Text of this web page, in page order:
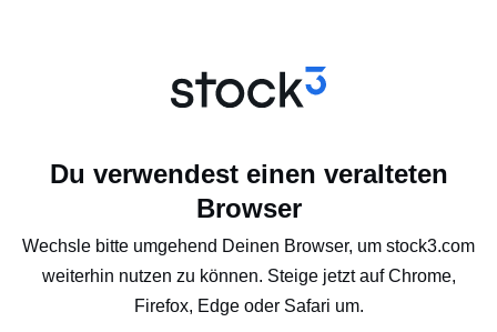
Du verwendest einen veralteten
Browser
Wechsle bitte umgehend Deinen Browser, um stock3.com
weiterhin nutzen zu können. Steige jetzt auf Chrome,
Firefox, Edge oder Safari um.